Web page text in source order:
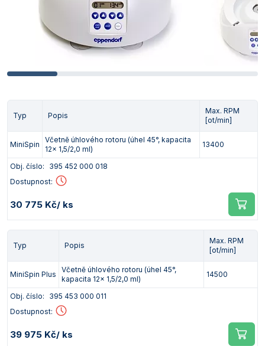
Typ Popis
Max. RPM
[ot/min]
MiniSpin
Včetně úhlového rotoru (úhel 45°, kapacita
12x 1,5/2,0 ml)
13400
Obj. číslo:
395 452 000 018
Dostupnost:
30 775 Kč/ ks
Typ Popis
Max. RPM
[ot/min]
MiniSpin Plus
Včetně úhlového rotoru (úhel 45°,
kapacita 12x 1,5/2,0 ml)
14500
Obj. číslo:
395 453 000 011
Dostupnost:
39 975 Kč/ ks